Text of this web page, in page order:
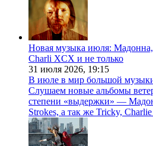
Новая музыка июля:
Charli XCX и не только
31 июля 2026, 19:15
В июле в мир большой
Слушаем новые альбомы
степени «выдержки» —
Strokes, а так же Tricky,